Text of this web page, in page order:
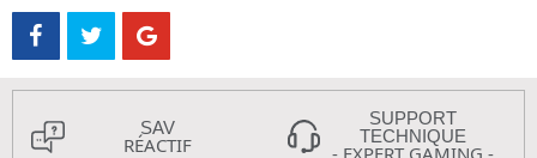
SAV
RÉACTIF
SUPPORT
TECHNIQUE
- EXPERT GAMING -